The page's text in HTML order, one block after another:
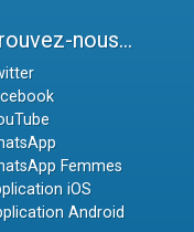
nous...
Femmes
iOS
Android